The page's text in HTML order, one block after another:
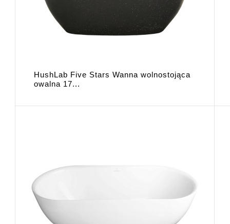
HushLab Five Stars Wanna wolnostojąca
owalna 17...